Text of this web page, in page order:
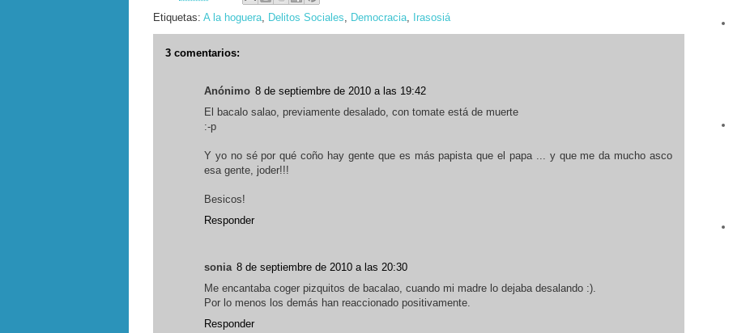
Etiquetas: A la hoguera Delitos Sociales Democracia Irasosiá
3 comentarios:
Anónimo 8 de septiembre de 2010 a las 19:42
El bacalo salao, previamente desalado, con tomate está de muerte
:-p
Y yo no sé por qué coño hay gente que es más papista que el papa ... y que me da mucho asco
esa gente, joder!!!
Besicos!
Responder
sonia 8 de septiembre de 2010 a las 20:30
Me encantaba coger pizquitos de bacalao, cuando mi madre lo dejaba desalando :).
Por lo menos los demás han reaccionado positivamente.
Responder